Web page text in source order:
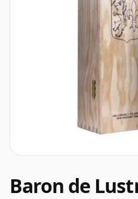
Baron de